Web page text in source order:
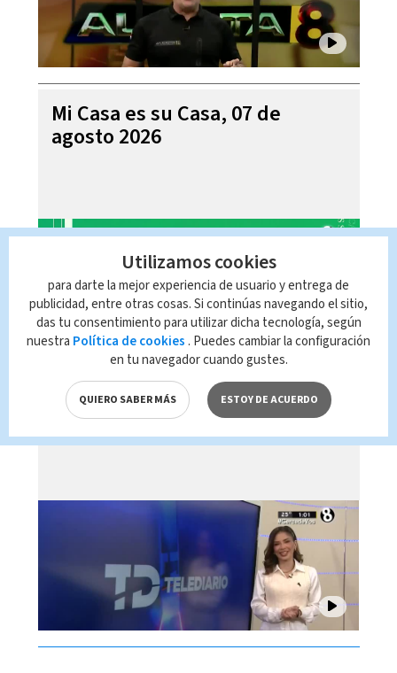
Mi Casa es su Casa, 07 de
agosto 2026
Telediario En Directo con Paula
Brenes, 07 de agosto 2026
Utilizamos cookies
para darte la mejor experiencia de usuario y entrega de
publicidad, entre otras cosas. Si continúas navegando el sitio,
das tu consentimiento para utilizar dicha tecnología, según
nuestra Política de cookies . Puedes cambiar la configuración
en tu navegador cuando gustes.
QUIERO SABER MÁS ESTOY DE ACUERDO